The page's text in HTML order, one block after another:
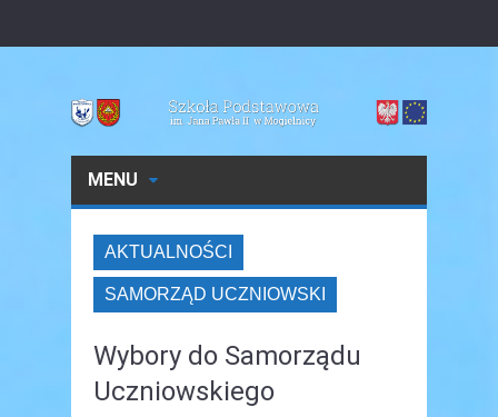
MENU
AKTUALNOŚCI
SAMORZĄD UCZNIOWSKI
Wybory do Samorządu
Uczniowskiego